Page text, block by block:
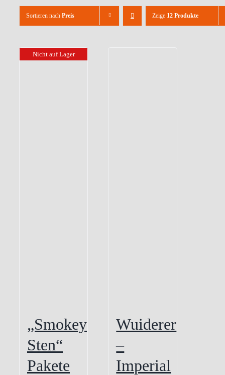
Sortieren nach Preis Zeige 12 Produkte
Nicht auf Lager
„Smokey
Sten“
Pakete
Wuiderer
–
Imperial